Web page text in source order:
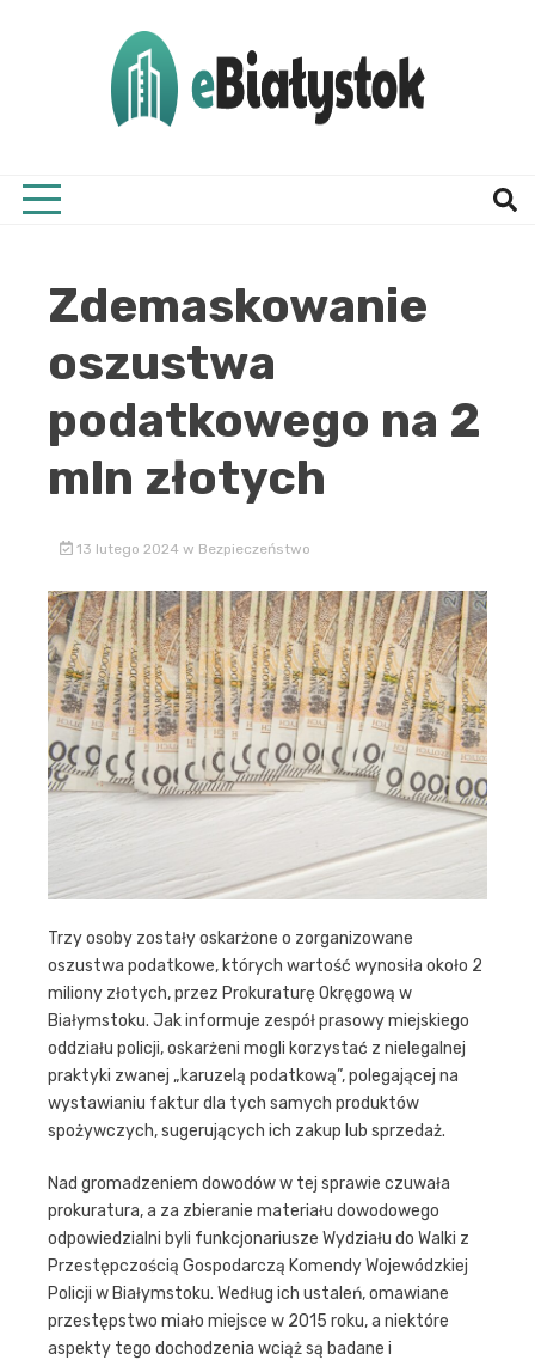
Zdemaskowanie
oszustwa
podatkowego na 2
mln złotych
13 lutego 2024 w Bezpieczeństwo
Trzy osoby zostały oskarżone o zorganizowane
oszustwa podatkowe, których wartość wynosiła około 2
miliony złotych, przez Prokuraturę Okręgową w
Białymstoku. Jak informuje zespół prasowy miejskiego
oddziału policji, oskarżeni mogli korzystać z nielegalnej
praktyki zwanej „karuzelą podatkową”, polegającej na
wystawianiu faktur dla tych samych produktów
spożywczych, sugerujących ich zakup lub sprzedaż.
Nad gromadzeniem dowodów w tej sprawie czuwała
prokuratura, a za zbieranie materiału dowodowego
odpowiedzialni byli funkcjonariusze Wydziału do Walki z
Przestępczością Gospodarczą Komendy Wojewódzkiej
Policji w Białymstoku. Według ich ustaleń, omawiane
przestępstwo miało miejsce w 2015 roku, a niektóre
aspekty tego dochodzenia wciąż są badane i